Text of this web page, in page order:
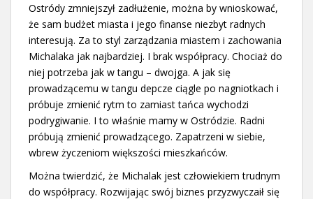
Ostródy zmniejszył zadłużenie, można by wnioskować,
że sam budżet miasta i jego finanse niezbyt radnych
interesują. Za to styl zarządzania miastem i zachowania
Michalaka jak najbardziej. I brak współpracy. Chociaż do
niej potrzeba jak w tangu – dwojga. A jak się
prowadzącemu w tangu depcze ciągle po nagniotkach i
próbuje zmienić rytm to zamiast tańca wychodzi
podrygiwanie. I to właśnie mamy w Ostródzie. Radni
próbują zmienić prowadzącego. Zapatrzeni w siebie,
wbrew życzeniom większości mieszkańców.
Można twierdzić, że Michalak jest człowiekiem trudnym
do współpracy. Rozwijając swój biznes przyzwyczaił się